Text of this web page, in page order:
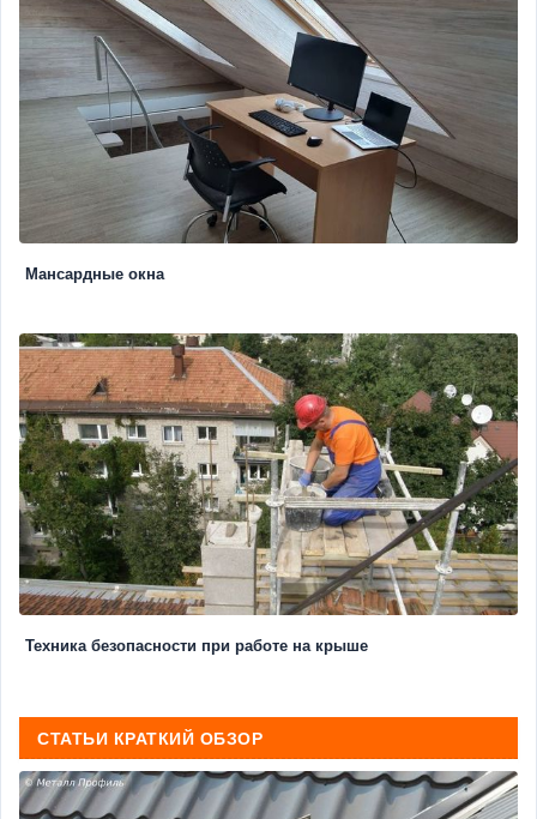
Мансардные окна
Техника безопасности при работе на крыше
СТАТЬИ КРАТКИЙ ОБЗОР